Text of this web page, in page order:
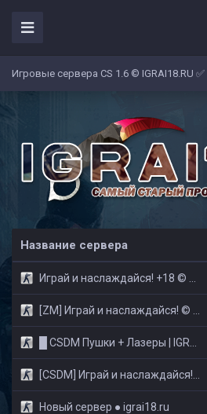
Игровые сервера CS 1.6 © IGRAI18.RU ✅
Название сервера
Играй и наслаждайся! +18 © Public
[ZM] Играй и наслаждайся! © Zombie Show
█ CSDM Пушки + Лазеры | IGRAI18.RU ツ █
[CSDM] Играй и наслаждайся! © Classic
Новый сервер ● igrai18.ru